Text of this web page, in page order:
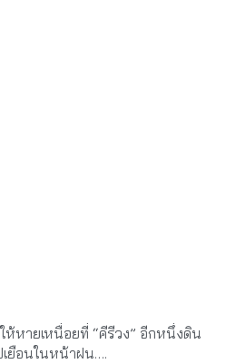
ให้หายเหนื่อยที่ “คีรีวง” อีกหนึ่งดิน
ยือนในหน้าฝน….